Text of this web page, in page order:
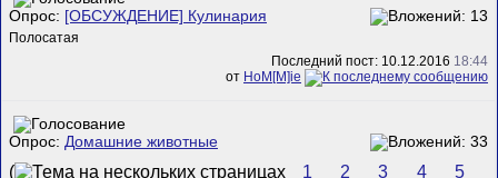
Опрос: [ОБСУЖДЕНИЕ] Кулинария
Полосатая
Последний пост: 10.12.2016 18:44
от HoM[M]ie
Опрос: Домашние животные
( 1 2 3 4
5